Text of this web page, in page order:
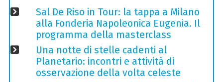
Sal De Riso in Tour: la tappa a Milano
alla Fonderia Napoleonica Eugenia. Il
programma della masterclass
Una notte di stelle cadenti al
Planetario: incontri e attività di
osservazione della volta celeste